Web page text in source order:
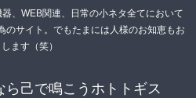
、WEB関連、日常の小ネタ全てにおいて
のサイト。でもたまには人様のお知恵もお
ます（笑）
ら己で鳴こうホトトギス